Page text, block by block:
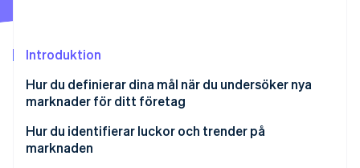
Stripe Sessions 2026
Se hur Stripe bygger den ekonomiska
Titta nu
Introduktion
Hur du definierar dina mål när du undersöker nya
marknader för ditt företag
Förstå ditt värdeerbjudande
Hur du identifierar luckor och trender på
marknaden